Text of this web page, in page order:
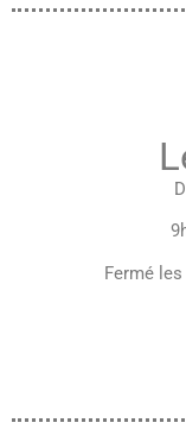
Fermé